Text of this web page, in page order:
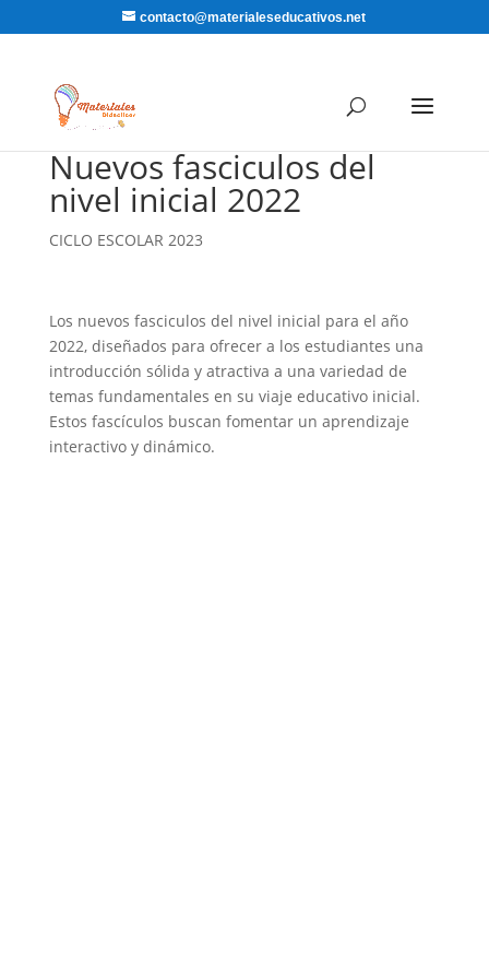
contacto@materialeseducativos.net
Nuevos fasciculos del
nivel inicial 2022
CICLO ESCOLAR 2023
Los nuevos fasciculos del nivel inicial para el año
2022, diseñados para ofrecer a los estudiantes una
introducción sólida y atractiva a una variedad de
temas fundamentales en su viaje educativo inicial.
Estos fascículos buscan fomentar un aprendizaje
interactivo y dinámico.